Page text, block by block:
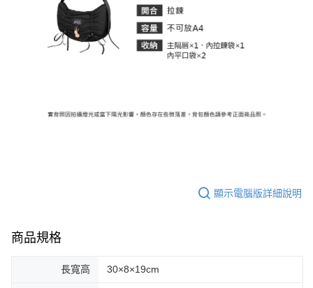
顯示電腦版詳細說明
商品規格
長寬高 30×8×19cm